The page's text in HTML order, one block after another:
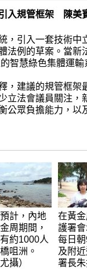
入規管框架 陳美
，引入一套技術中
法例的草案。當
智慧綠色集體運輸
，建議的規管框
立法會議員關注，
公眾負擔能力，以
計，內地
周期間，
約1000人
咀洲。
攝）
在黃
護署會
每日
及附
署長朱